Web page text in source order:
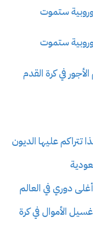
ستموت
ستموت
في كرة القدم
تتراكم عليها الديون
دوري في العالم
الأموال في كرة